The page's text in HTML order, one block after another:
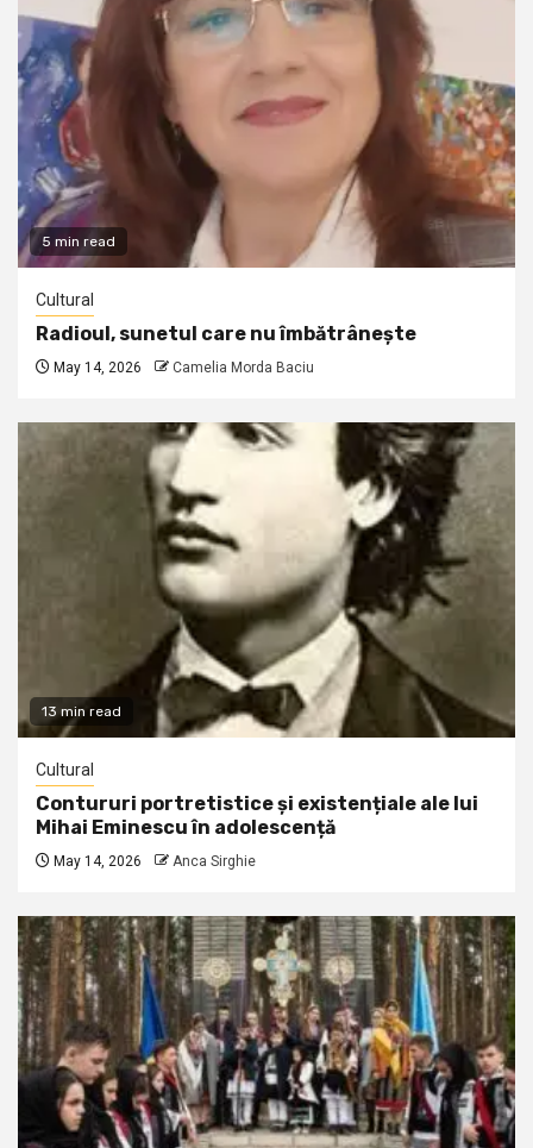
5 min read
Cultural
Radioul, sunetul care nu îmbătrânește
May 14, 2026 Camelia Morda Baciu
13 min read
Cultural
Contururi portretistice și existențiale ale lui
Mihai Eminescu în adolescență
May 14, 2026 Anca Sirghie